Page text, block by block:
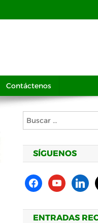
Contáctenos
SÍGUENOS
facebookyoutube x
ENTRADAS